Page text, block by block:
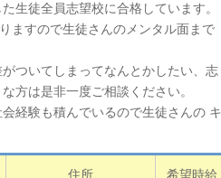
生徒全員志望校に合格しています。
ますので生徒さんのメンタル面まで
ついてしまってなんとかしたい、志
方は是非一度ご相談ください。
経験も積んでいるので生徒さんの キ
住所 希望時給